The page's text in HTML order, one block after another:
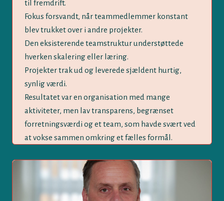
til fremdrift.
Fokus forsvandt, når teammedlemmer konstant
blev trukket over i andre projekter.
Den eksisterende teamstruktur understøttede
hverken skalering eller læring.
Projekter trak ud og leverede sjældent hurtig,
synlig værdi.
Resultatet var en organisation med mange
aktiviteter, men lav transparens, begrænset
forretningsværdi og et team, som havde svært ved
at vokse sammen omkring et fælles formål.